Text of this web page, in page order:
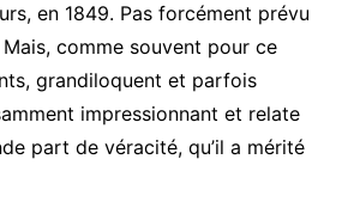
en 1849. Pas forcément prévu
comme souvent pour ce
grandiloquent et parfois
impressionnant et relate
part de véracité, qu’il a mérité